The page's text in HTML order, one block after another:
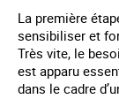
La première
sensibiliser et
Très vite, le
est apparu
dans le cadre